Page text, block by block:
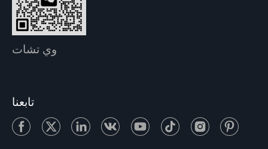
وي تشات
تابعنا